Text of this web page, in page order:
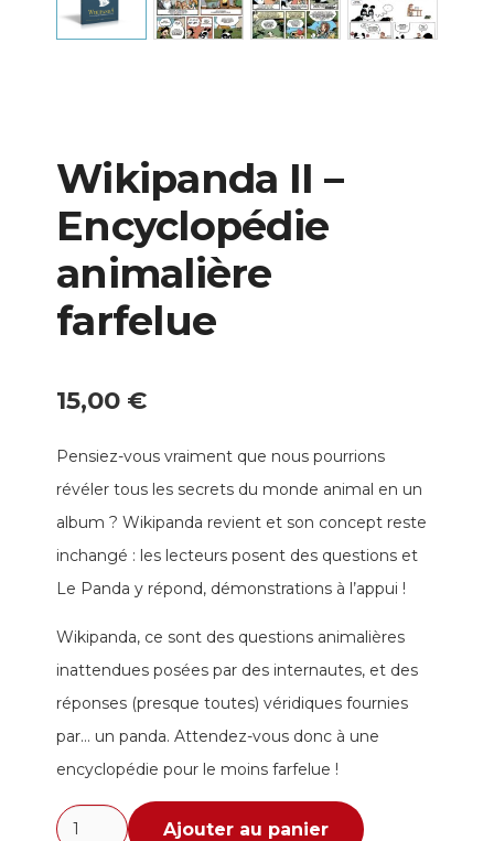
Wikipanda II –
Encyclopédie
animalière
farfelue
15,00 €
Pensiez-vous vraiment que nous pourrions
révéler tous les secrets du monde animal en un
album ? Wikipanda revient et son concept reste
inchangé : les lecteurs posent des questions et
Le Panda y répond, démonstrations à l’appui !
Wikipanda, ce sont des questions animalières
inattendues posées par des internautes, et des
réponses (presque toutes) véridiques fournies
par… un panda. Attendez-vous donc à une
encyclopédie pour le moins farfelue !
quantité
Ajouter au panier